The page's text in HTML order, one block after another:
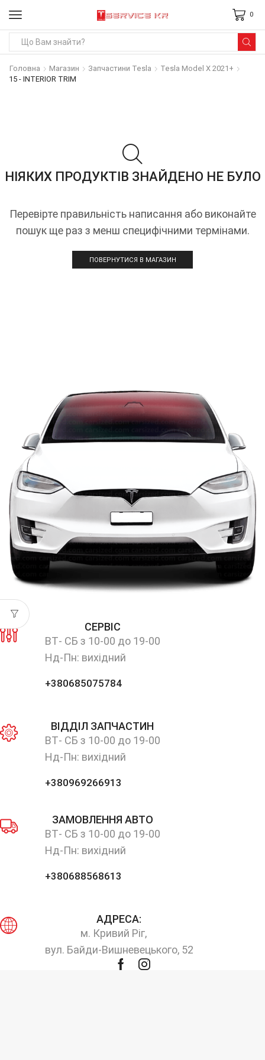
0
Головна Магазин Запчастини Tesla
Tesla Model X 2021+
15 - INTERIOR TRIM
НІЯКИХ ПРОДУКТІВ ЗНАЙДЕНО НЕ БУЛО
Перевірте правильність написання або виконайте
пошук ще раз з менш специфічними термінами.
ПОВЕРНУТИСЯ В МАГАЗИН
СЕРВІС
ВТ- СБ з 10-00 до 19-00
Нд-Пн: вихідний
+380685075784
ВІДДІЛ ЗАПЧАСТИН
ВТ- СБ з 10-00 до 19-00
Нд-Пн: вихідний
+380969266913
ЗАМОВЛЕННЯ АВТО
ВТ- СБ з 10-00 до 19-00
Нд-Пн: вихідний
+380688568613
АДРЕСА:
м. Кривий Ріг,
вул. Байди-Вишневецького, 52
FacebookInstagram